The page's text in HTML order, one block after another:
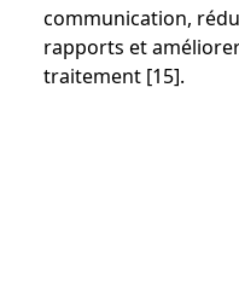
communication,
rapports et
traitement [15].